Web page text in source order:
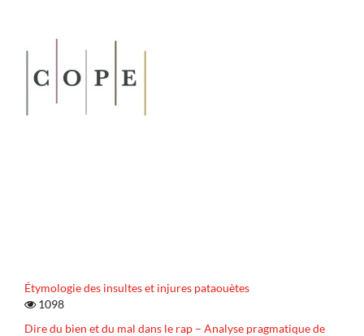
Étymologie des insultes et injures pataouètes
1098
Dire du bien et du mal dans le rap – Analyse pragmatique de